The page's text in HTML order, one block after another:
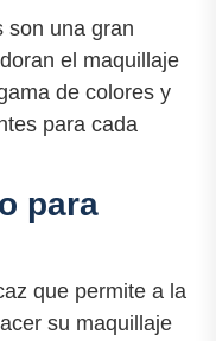
son una gran
el maquillaje
de colores y
para cada
para
que permite a la
su maquillaje